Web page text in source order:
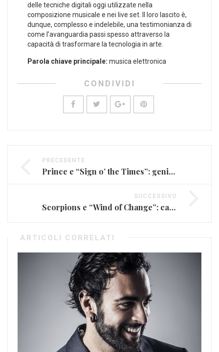
delle tecniche digitali oggi utilizzate nella
composizione musicale e‌ nei live set. Il loro lascito è,
dunque, ⁢complesso e indelebile, una testimonianza ​di
come l’avanguardia passi spesso attraverso la
capacità di trasformare la tecnologia in arte.
Parola chiave principale: ​musica elettronica
CONDIVIDI
PRECEDENTE
Prince e “Sign o’ the Times”: genio e provocazione
SUCCESSIVO
Scorpions e “Wind of Change”: caduta del Muro
ARTICOLI CORRELATI